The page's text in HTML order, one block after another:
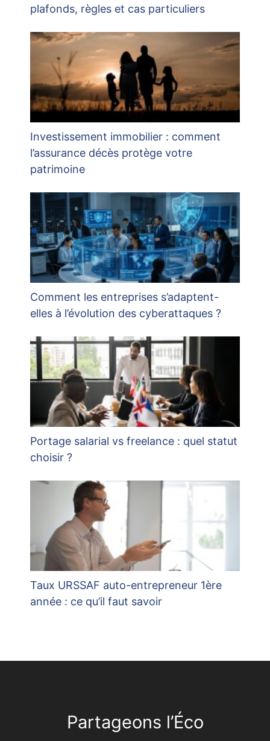
plafonds, règles et cas particuliers
Investissement immobilier : comment
l’assurance décès protège votre
patrimoine
Comment les entreprises s’adaptent-
elles à l’évolution des cyberattaques ?
Portage salarial vs freelance : quel statut
choisir ?
Taux URSSAF auto-entrepreneur 1ère
année : ce qu’il faut savoir
Partageons l’Éco